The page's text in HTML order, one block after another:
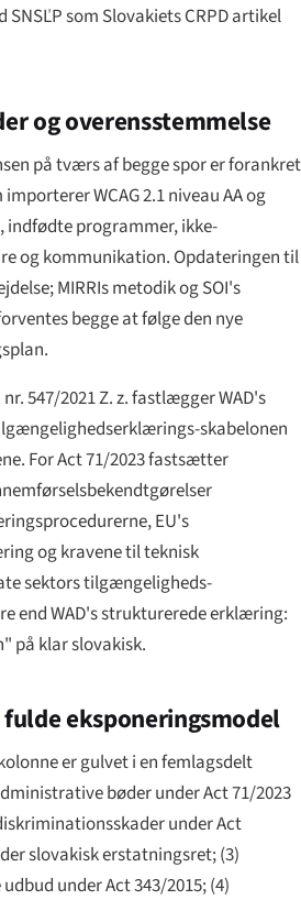
som Slovakiets CRPD artikel
og overensstemmelse
på tværs af begge spor er forankret
importerer WCAG 2.1 niveau AA og
programmer, ikke-
og kommunikation. Opdateringen til
MIRRIs metodik og SOI's
begge at følge den nye
547/2021 Z. z. fastlægger WAD's
skabelonen
For Act 71/2023 fastsætter
EU's
og kravene til teknisk
sektors tilgængeligheds-
end WAD's strukturerede erklæring:
på klar slovakisk.
eksponeringsmodel
er gulvet i en femlagsdelt
bøder under Act 71/2023
under Act
slovakisk erstatningsret; (3)
under Act 343/2015; (4)